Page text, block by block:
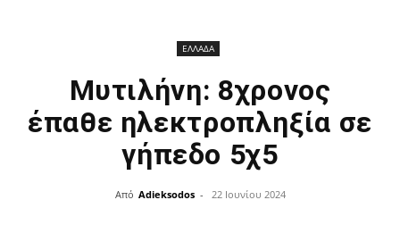
ΕΛΛΑΔΑ
Μυτιλήνη: 8χρονος
έπαθε ηλεκτροπληξία σε
γήπεδο 5χ5
Από Adieksodos - 22 Ιουνίου 2024